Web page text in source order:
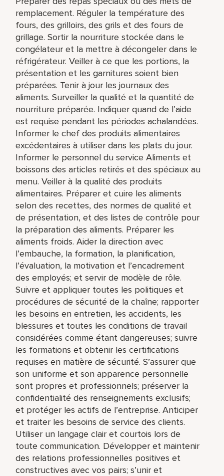
remplacement. Réguler la température des
fours, des grilloirs, des grils et des fours de
grillage. Sortir la nourriture stockée dans le
congélateur et la mettre à décongeler dans le
réfrigérateur. Veiller à ce que les portions, la
présentation et les garnitures soient bien
préparées. Tenir à jour les journaux des
aliments. Surveiller la qualité et la quantité de
nourriture préparée. Indiquer quand de l’aide
est requise pendant les périodes achalandées.
Informer le chef des produits alimentaires
excédentaires à utiliser dans les plats du jour.
Informer le personnel du service Aliments et
boissons des articles retirés et des spéciaux au
menu. Veiller à la qualité des produits
alimentaires. Préparer et cuire les aliments
selon des recettes, des normes de qualité et
de présentation, et des listes de contrôle pour
la préparation des aliments. Préparer les
aliments froids. Aider la direction avec
l’embauche, la formation, la planification,
l’évaluation, la motivation et l’encadrement
des employés; et servir de modèle de rôle.
Suivre et appliquer toutes les politiques et
procédures de sécurité de la chaîne; rapporter
les besoins en entretien, les accidents, les
blessures et toutes les conditions de travail
considérées comme étant dangereuses; suivre
les formations et obtenir les certifications
requises en matière de sécurité. S’assurer que
son uniforme et son apparence personnelle
sont propres et professionnels; préserver la
confidentialité des renseignements exclusifs;
et protéger les actifs de l’entreprise. Anticiper
et traiter les besoins de service des clients.
Utiliser un langage clair et courtois lors de
toute communication. Développer et maintenir
des relations professionnelles positives et
constructives avec vos pairs; s’unir et